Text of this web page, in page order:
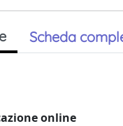
Scheda
online